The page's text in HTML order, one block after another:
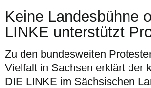
Keine Landesbühne
LINKE unterstützt
Zu den bundesweiten
Vielfalt in Sachsen erklärt der
DIE LINKE im Sächsischen